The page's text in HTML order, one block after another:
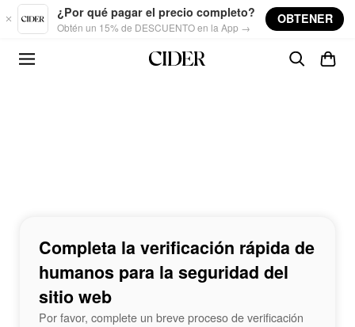
Skip to main content
¿Por qué pagar el precio completo?
Obtén un 15% de DESCUENTO en la App →
OBTENER
Completa la verificación rápida de
humanos para la seguridad del
sitio web
Por favor, complete un breve proceso de verificación